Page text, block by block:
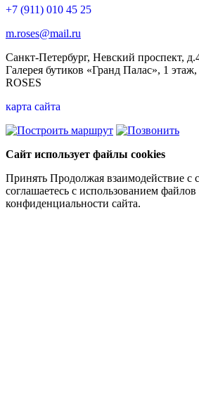
+7 (911) 010 45 25
m.roses@mail.ru
Санкт-Петербург, Невский проспект,
Галерея бутиков «Гранд Палас», 1
ROSES
карта сайта
Сайт использует файлы cookies
Принять Продолжая взаимодействие с
соглашаетесь с использованием
конфиденциальности сайта.